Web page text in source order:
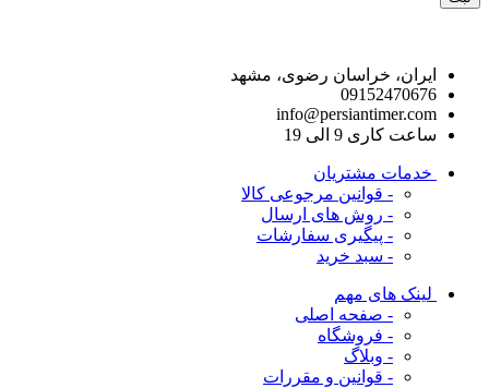
ایران، خراسان رضوی، مشهد
09152470676
info@persiantimer.com
ساعت کاری 9 الی 19
خدمات مشتریان
- قوانین مرجوعی کالا
- روش های ارسال
- پیگیری سفارشات
- سبد خرید
لینک های مهم
- صفحه اصلی
- فروشگاه
- وبلاگ
- قوانین و مقررات